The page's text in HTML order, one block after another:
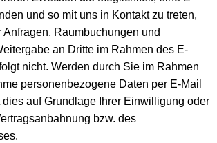
und so mit uns in Kontakt zu treten,
Raumbuchungen und
an Dritte im Rahmen des E-
nicht. Werden durch Sie im Rahmen
personenbezogene Daten per E-Mail
dies auf Grundlage Ihrer Einwilligung oder
bzw. des